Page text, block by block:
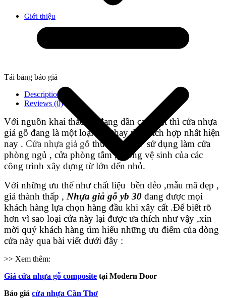
Giới thiệu
Giới thiệu công ty
Tải bảng báo giá
Description
Reviews (0)
Với nguồn khai thác gỗ đang dần cạn kiệt thì cửa nhựa
giả gỗ đang là một loại cửa thay thế thích hợp nhất hiện
nay . Cửa nhựa giả gỗ thường được sử dụng làm cửa
phòng ngủ , cửa phòng tắm ,phòng vệ sinh của các
công trình xây dựng từ lớn đến nhỏ.
Với những ưu thế như chất liệu bền dẻo ,mẫu mã đẹp ,
giá thành thấp , Nhựa giả gỗ yb 30 đang được mọi
khách hàng lựa chọn hàng đầu khi xây cất .Để biết rõ
hơn vì sao loại cửa này lại được ưa thích như vậy ,xin
mời quý khách hàng tìm hiểu những ưu điểm của dòng
cửa này qua bài viết dưới đây :
>> Xem thêm:
Giá cửa nhựa gỗ composite tại Modern Door
Báo giá cửa nhựa Cần Thơ